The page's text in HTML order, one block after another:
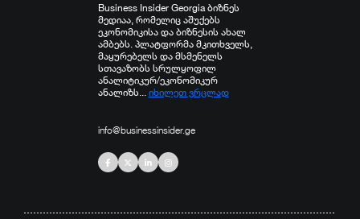
Business Insider Georgia ბიზნეს
მედიაა, რომელიც აშუქებს
ეკონომიკისა და ბიზნესის ახალ
ამბებს. პლატფორმა მკითხველს,
მაყურებელს და მსმენელს
სთავაზობს სრულყოფილ
ანალიტიკურ/ეკონომიკურ
ანალიზს... იხილეთ ვრცლად
info@businessinsider.ge